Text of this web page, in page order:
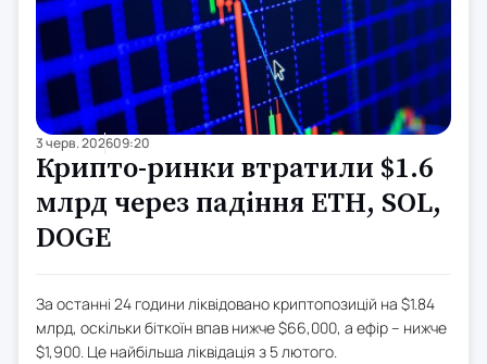
3 черв. 202609:20
Крипто-ринки втратили $1.6
млрд через падіння ETH, SOL,
DOGE
За останні 24 години ліквідовано криптопозицій на $1.84
млрд, оскільки біткоїн впав нижче $66,000, а ефір – нижче
$1,900. Це найбільша ліквідація з 5 лютого.